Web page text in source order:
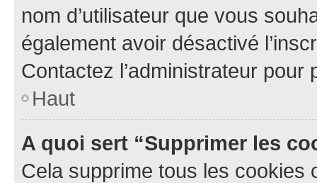
nom d’utilisateur que vous
également avoir désactivé
Contactez l’administrateur
Haut
A quoi sert “Supprimer les
Cela supprime tous les cookies